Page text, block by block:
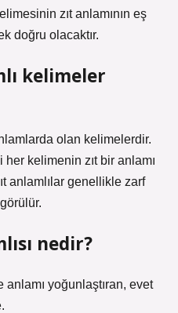
zıt anlamının eş
doğru olacaktır.
kelimeler
olan kelimelerdir.
kelimenin zıt bir anlamı
anlamlılar genellikle zarf
nedir?
anlamı yoğunlaştıran, evet